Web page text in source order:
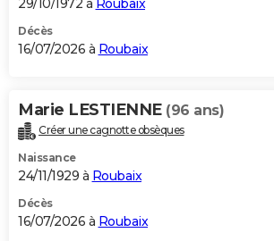
29/10/1972 à Roubaix
Décès
16/07/2026 à Roubaix
Marie LESTIENNE (96 ans)
Créer une cagnotte obsèques
Naissance
24/11/1929 à Roubaix
Décès
16/07/2026 à Roubaix